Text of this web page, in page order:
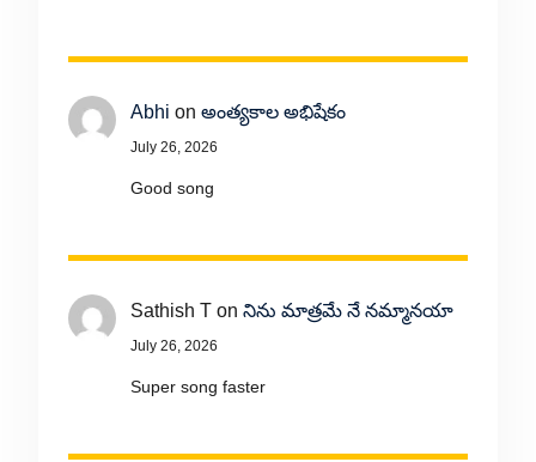
Abhi on అంత్యకాల అభిషేకం
July 26, 2026
Good song
Sathish Ton నిను మాత్రమే నే నమ్మానయా
July 26, 2026
Super song faster